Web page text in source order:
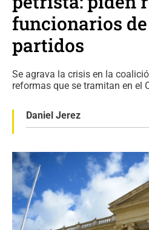
funcionarios
partidos
Se agrava la crisis en la
reformas que se tramitan en el
Daniel Jerez